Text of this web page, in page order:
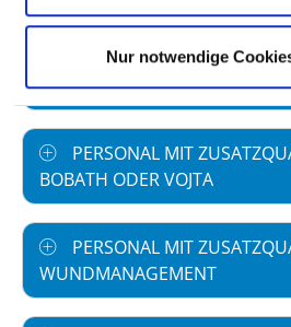
Nur notwendige
PERSONAL MIT
DIABETESBERATER / ZUR
PERSONAL MIT
BOBATH ODER VOJTA
PERSONAL MIT
WUNDMANAGEMENT